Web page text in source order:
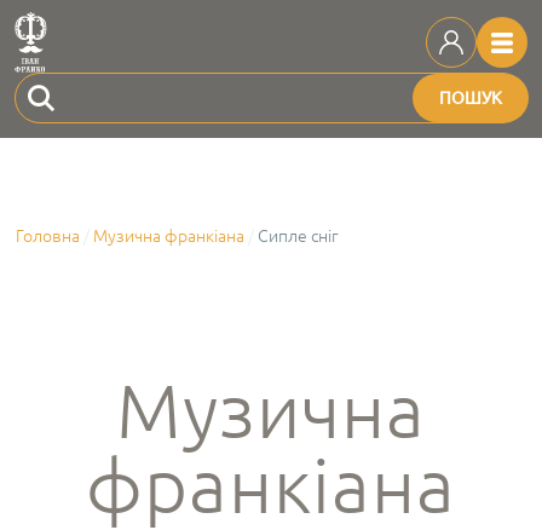
ПОШУК
Головна Музична франкіана Сипле сніг
Музична
франкіана